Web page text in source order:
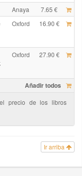
Anaya 7.65 €
Oxford 16.90 €
Oxford 27.90 €
Añadir todos
precio de los libros
Ir arriba